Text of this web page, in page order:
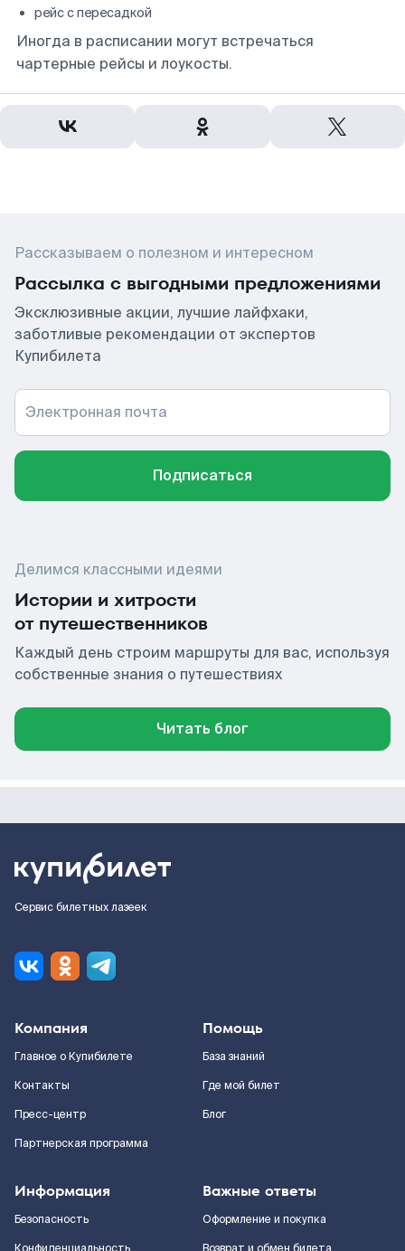
рейс с пересадкой
Иногда в расписании могут встречаться
чартерные рейсы и лоукосты.
Рассказываем о полезном и интересном
Рассылка с выгодными предложениями
Эксклюзивные акции, лучшие лайфхаки,
заботливые рекомендации от экспертов
Купибилета
Электронная почта
Подписаться
Делимся классными идеями
Истории и хитрости
от путешественников
Каждый день строим маршруты для вас, используя
собственные знания о путешествиях
Читать блог
Сервис билетных лазеек
Компания
Главное о Купибилете
Контакты
Пресс-центр
Партнерская программа
Помощь
База знаний
Где мой билет
Блог
Информация
Безопасность
Важные ответы
Оформление и покупка